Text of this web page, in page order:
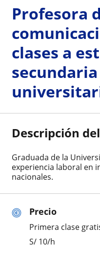
Precio
Primera clase
S/ 10/h
Profesora
clases a
Descripción
Graduada de la
experiencia laboral en
nacionales.